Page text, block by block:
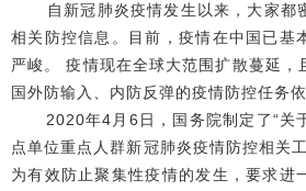
自新冠肺炎疫情发生以来，大家都
相关防控信息。目前，疫情在中国已基
严峻。 疫情现在全球大范围扩散蔓延，
国外防输入、内防反弹的疫情防控任务依
2020年4月6日，国务院制定了“关
点单位重点人群新冠肺炎疫情防控相关
为有效防止聚集性疫情的发生，要求进